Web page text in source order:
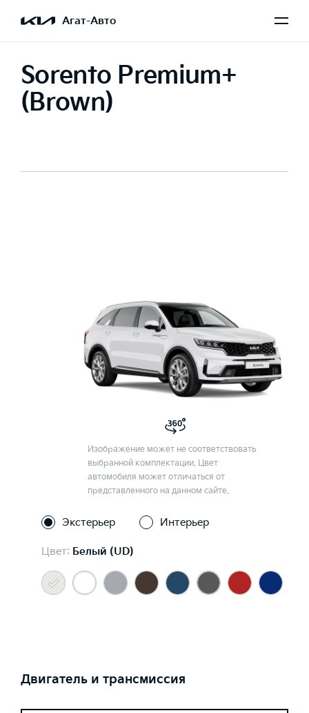
Агат-Авто
Sorento Premium+
(Brown)
Изображение может не соответствовать
выбранной комплектации. Цвет
автомобиля может отличаться от
представленного на данном сайте.
Экстерьер Интерьер
Цвет: Белый (UD)
Двигатель и трансмиссия